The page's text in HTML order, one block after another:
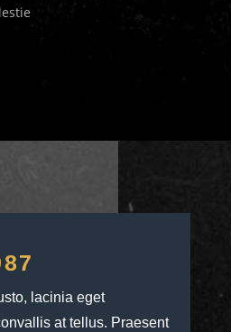
lacinia eget
at tellus. Praesent